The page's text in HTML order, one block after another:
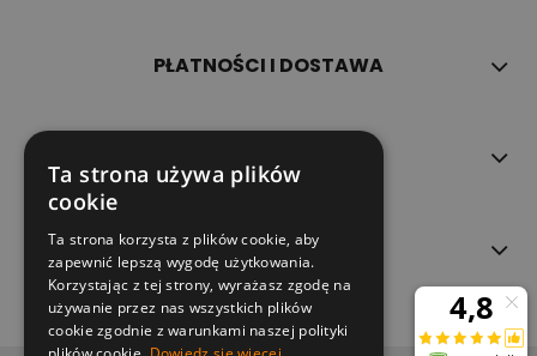
PŁATNOŚCI I DOSTAWA
O NAS
Ta strona używa plików
cookie
Ta strona korzysta z plików cookie, aby
zapewnić lepszą wygodę użytkowania.
Korzystając z tej strony, wyrażasz zgodę na
używanie przez nas wszystkich plików
cookie zgodnie z warunkami naszej polityki